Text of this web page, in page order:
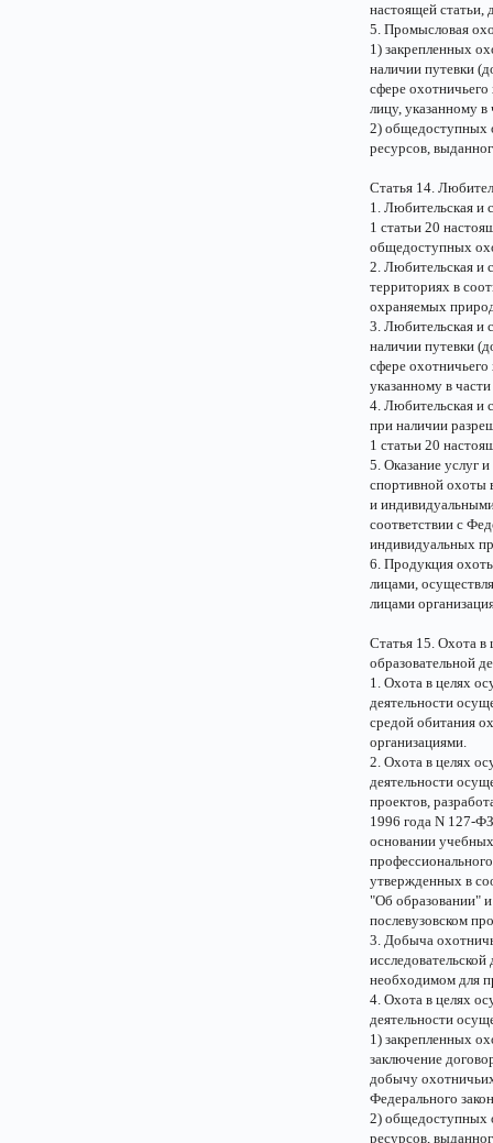
настоящей статьи,
5. Промысловая
1) закрепленных
наличии путевки
сфере
лицу, указанному в
2) общедоступных
ресурсов,
Статья 14.
1. Любительская и
1 статьи 20
общедоступных
2. Любительская и
территориях в
охраняемых
3. Любительская и
наличии путевки
сфере
указанному в
4. Любительская и
при наличии
1 статьи 20
5. Оказание услуг
спортивной охоты
и
соответствии с
индивидуальных
6. Продукция
лицами,
лицами
Статья 15. Охота в
образовательной
1. Охота в целях
деятельности
средой обитания
организациями.
2. Охота в целях
деятельности
проектов,
1996 года N 127-
основании
утвержденных в
"Об образовании"
послевузовском
3. Добыча
необходимом для
4. Охота в целях
деятельности
1) закрепленных
заключение
добычу
Федерального
2) общедоступных
ресурсов,